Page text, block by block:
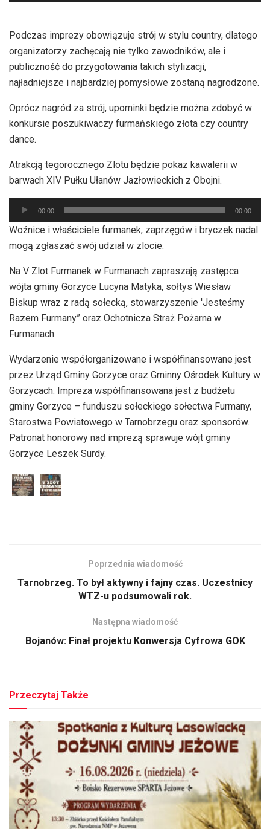
Podczas imprezy obowiązuje strój w stylu country, dlatego
organizatorzy zachęcają nie tylko zawodników, ale i
publiczność do przygotowania takich stylizacji,
najładniejsze i najbardziej pomysłowe zostaną nagrodzone.
Oprócz nagród za strój, upominki będzie można zdobyć w
konkursie poszukiwaczy furmańskiego złota czy country
dance.
Atrakcją tegorocznego Zlotu będzie pokaz kawalerii w
barwach XIV Pułku Ułanów Jazłowieckich z Obojni.
Odtwarzacz
plików
dźwiękowych
00:00 00:00
Woźnice i właściciele furmanek, zaprzęgów i bryczek nadal
mogą zgłaszać swój udział w zlocie.
Na V Zlot Furmanek w Furmanach zapraszają zastępca
wójta gminy Gorzyce Lucyna Matyka, sołtys Wiesław
Biskup wraz z radą sołecką, stowarzyszenie 'Jesteśmy
Razem Furmany” oraz Ochotnicza Straż Pożarna w
Furmanach.
Wydarzenie współorganizowane i współfinansowane jest
przez Urząd Gminy Gorzyce oraz Gminny Ośrodek Kultury w
Gorzycach. Impreza współfinansowana jest z budżetu
gminy Gorzyce – funduszu sołeckiego sołectwa Furmany,
Starostwa Powiatowego w Tarnobrzegu oraz sponsorów.
Patronat honorowy nad imprezą sprawuje wójt gminy
Gorzyce Leszek Surdy.
Poprzednia wiadomość
Tarnobrzeg. To był aktywny i fajny czas. Uczestnicy
WTZ-u podsumowali rok.
Następna wiadomość
Bojanów: Finał projektu Konwersja Cyfrowa GOK
Przeczytaj Także